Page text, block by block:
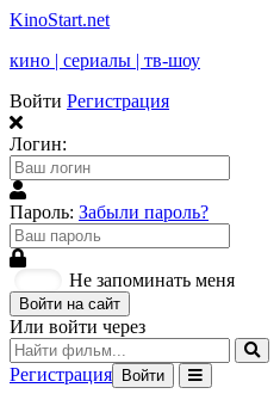
KinoStart.net
кино | сериалы | тв-шоу
Войти Регистрация
Логин:
Пароль: Забыли пароль?
Не запоминать меня
Войти на сайт
Или войти через
Регистрация Войти